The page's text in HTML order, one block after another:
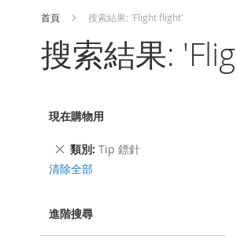
首頁 搜索結果: 'Flight flight'
搜索結果:
現在購物用
類別 Tip 鏢針
刪
除
該
目
清除全部
進階搜尋